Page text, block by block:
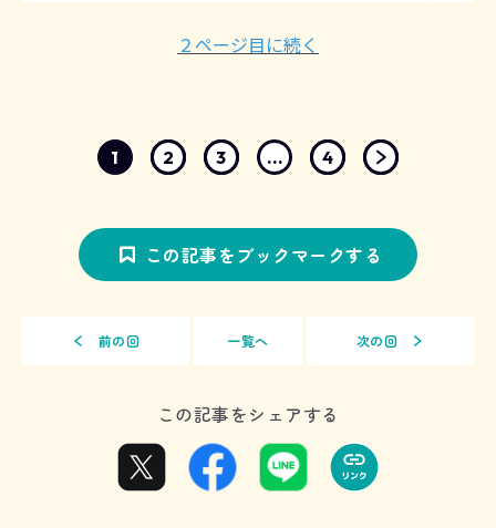
２ページ目に続く
1 2 3 ... 4
この記事をブックマークする
前の回 一覧へ 次の回
この記事をシェアする